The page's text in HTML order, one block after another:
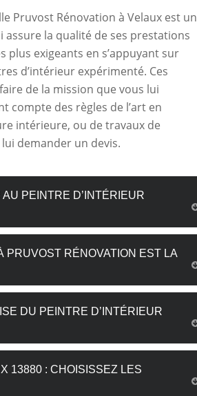
Pruvost Rénovation à Velaux est un
la qualité de ses prestations
plus exigeants en s’appuyant sur
d’intérieur expérimenté. Ces
de la mission que vous lui
compte des règles de l’art en
intérieure, ou de travaux de
demander un devis.
PEINTRE D’INTÉRIEUR
PRUVOST RÉNOVATION EST LA
DU PEINTRE D’INTÉRIEUR
13880 : CHOISISSEZ LES